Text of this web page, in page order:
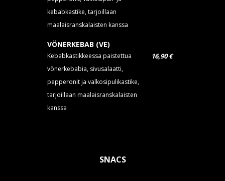
kebabkastike, tarjoillaan
maalaisranskalaisten kanssa
VÖNERKEBAB (VE)
Kebabkastikkeessa paistettua
vönerkebabia, sivusalaatti,
pepperonit ja valkosipulikastike,
tarjoillaan maalaisranskalaisten
kanssa
16,90 €
SNACS